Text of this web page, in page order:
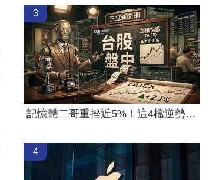
3
記憶體二哥重挫近5%！這4檔逆勢上漲
4